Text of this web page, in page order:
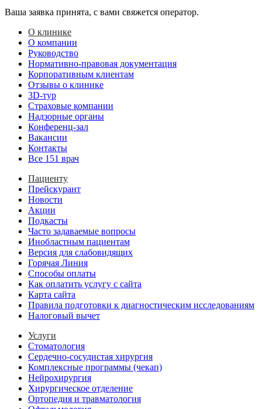
Ваша заявка принята, с вами свяжется оператор.
О клинике
О компании
Руководство
Нормативно-правовая документация
Корпоративным клиентам
Отзывы о клинике
3D-тур
Страховые компании
Надзорные органы
Конференц-зал
Вакансии
Контакты
Все 151 врач
Пациенту
Прейскурант
Новости
Акции
Подкасты
Часто задаваемые вопросы
Инобластным пациентам
Версия для слабовидящих
Горячая Линия
Способы оплаты
Как оплатить услугу с сайта
Карта сайта
Правила подготовки к диагностическим исследованиям
Налоговый вычет
Услуги
Стоматология
Сердечно-сосудистая хирургия
Комплексные программы (чекап)
Нейрохирургия
Хирургическое отделение
Ортопедия и травматология